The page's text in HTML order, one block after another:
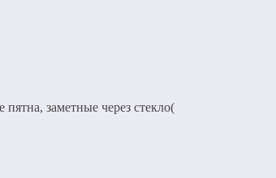
заметные через стекло(